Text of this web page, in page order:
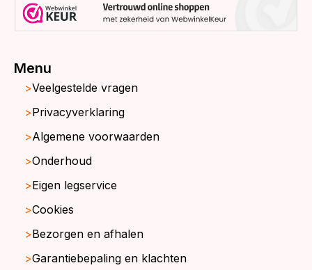
Menu
Veelgestelde vragen
Privacyverklaring
Algemene voorwaarden
Onderhoud
Eigen legservice
Cookies
Bezorgen en afhalen
Garantiebepaling en klachten